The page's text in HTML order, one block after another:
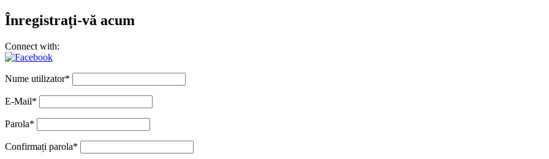
Înregistrați-vă acum
Connect with:
Nume utilizator*
E-Mail*
Parola*
Confirmați parola*